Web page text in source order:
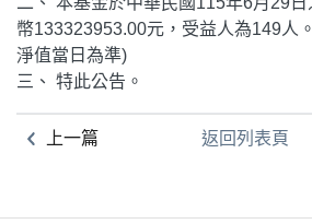
幣133323953.00元，受益人為149人
淨值當日為準)
三、 特此公告。
上一篇 返回列表頁